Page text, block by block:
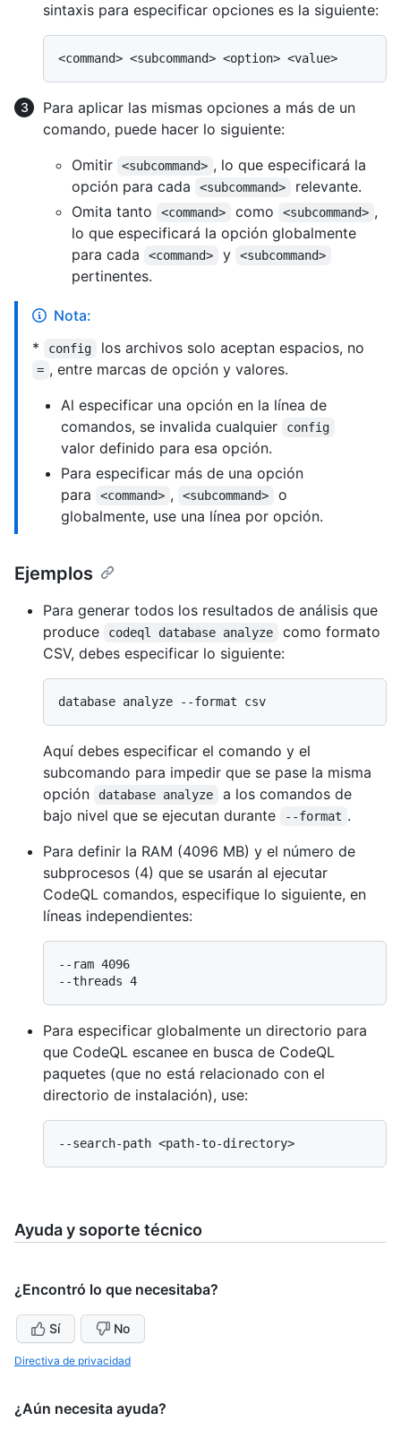
sintaxis para especificar opciones es la siguiente:
Para aplicar las mismas opciones a más de un
comando, puede hacer lo siguiente:
Omitir
<subcommand> , lo que especificará la
opción para cada
<subcommand>
relevante.
Omita tanto
<command> como <subcommand> ,
lo que especificará la opción globalmente
para cada
<command> y <subcommand>
pertinentes.
Nota:
*
config los archivos solo aceptan espacios, no
= , entre marcas de opción y valores.
Al especificar una opción en la línea de
comandos, se invalida cualquier
config
valor definido para esa opción.
Para especificar más de una opción
para
<command> , <subcommand>
o
globalmente, use una línea por opción.
Ejemplos
Para generar todos los resultados de análisis que
produce
codeql database analyze
como formato
CSV, debes especificar lo siguiente:
Aquí debes especificar el comando y el
subcomando para impedir que se pase la misma
opción
database analyze
a los comandos de
bajo nivel que se ejecutan durante
--format .
Para definir la RAM (4096 MB) y el número de
subprocesos (4) que se usarán al ejecutar
CodeQL comandos, especifique lo siguiente, en
líneas independientes:
--ram 4096
Para especificar globalmente un directorio para
que CodeQL escanee en busca de CodeQL
paquetes (que no está relacionado con el
directorio de instalación), use:
Ayuda y soporte técnico
¿Encontró lo que necesitaba?
Sí No
Directiva de privacidad
¿Aún necesita ayuda?